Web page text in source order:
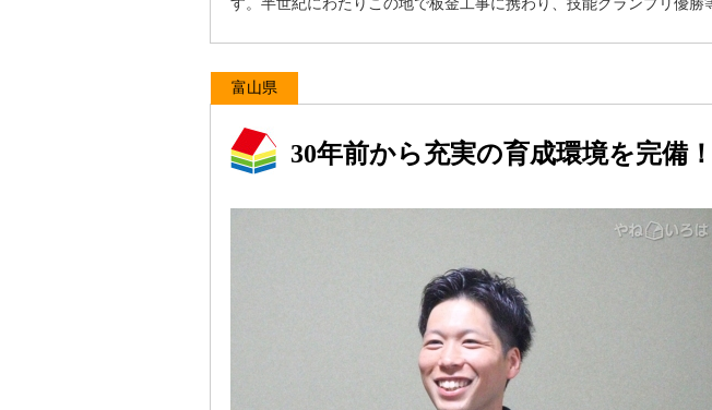
す。半世紀にわたりこの地で板金工事に携わり、技能グランプリ優
富山県
30年前から充実の育成環境を完備